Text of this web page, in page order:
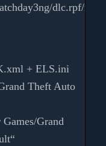
dlc.rpf/
+ ELS.ini
Theft Auto
Grand